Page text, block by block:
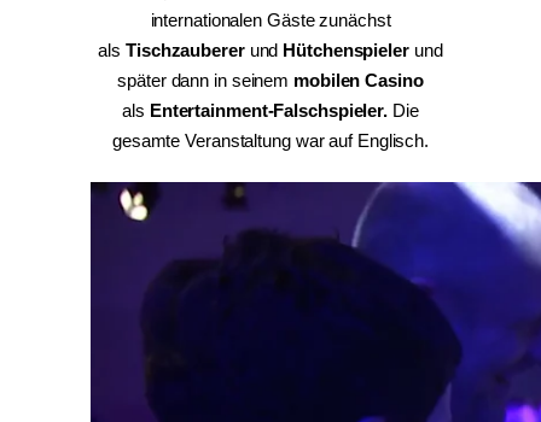
internationalen Gäste zunächst
alsTischzaubererund Hütchenspielerund
später dann in seinem mobilen Casino
als Entertainment-Falschspieler. Die
gesamte Veranstaltung war auf Englisch.